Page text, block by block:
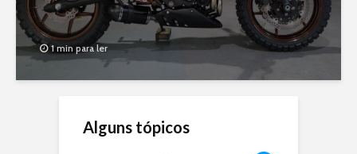
1 min para ler
Alguns tópicos